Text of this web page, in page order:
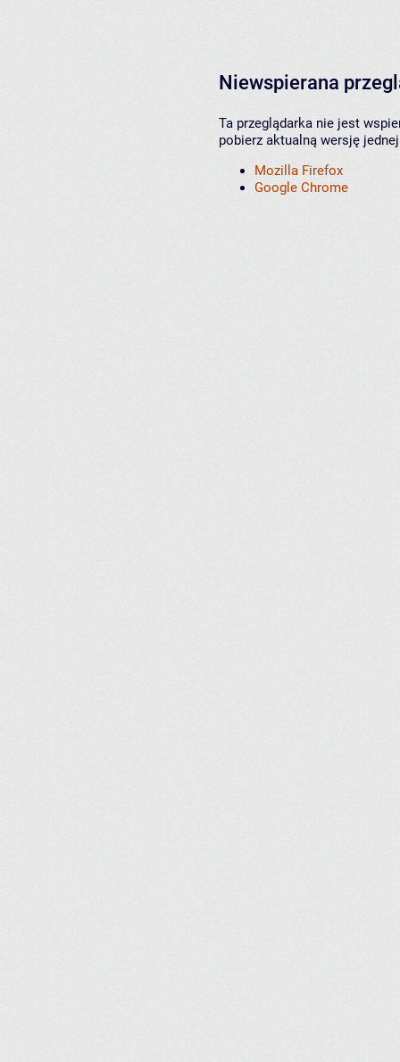
Niewspierana
Ta przeglądarka nie jest
pobierz aktualną wersję
Mozilla Firefox
Google Chrome